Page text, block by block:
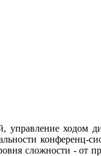
управление ходом
конференц-
сложности - от